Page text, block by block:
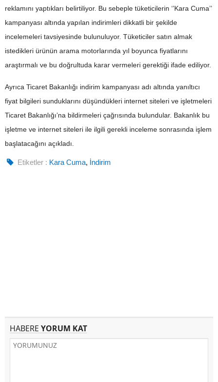
reklamını yaptıkları belirtiliyor. Bu sebeple tüketicilerin ‘’Kara Cuma’’
kampanyası altında yapılan indirimleri dikkatli bir şekilde
incelemeleri tavsiyesinde bulunuluyor. Tüketiciler satın almak
istedikleri ürünün arama motorlarında yıl boyunca fiyatlarını
araştırmalı ve bu doğrultuda karar vermeleri gerektiği ifade ediliyor.
Ayrıca Ticaret Bakanlığı indirim kampanyası adı altında yanıltıcı
fiyat bilgileri sunduklarını düşündükleri internet siteleri ve işletmeleri
Ticaret Bakanlığı’na bildirmeleri çağrısında bulundular. Bakanlık bu
işletme ve internet siteleri ile ilgili gerekli inceleme sonrasında işlem
başlatacağını açıkladı.
Etiketler : Kara Cuma, İndirim
HABERE YORUM KAT